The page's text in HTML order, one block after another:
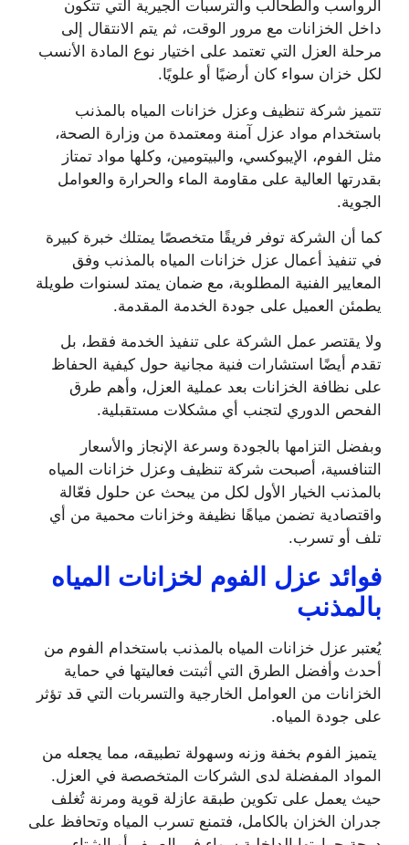
الرواسب والطحالب والترسبات الجيرية التي تتكون
داخل الخزانات مع مرور الوقت، ثم يتم الانتقال إلى
مرحلة العزل التي تعتمد على اختيار نوع المادة الأنسب
لكل خزان سواء كان أرضيًا أو علويًا.
تتميز شركة تنظيف وعزل خزانات المياه بالمذنب
باستخدام مواد عزل آمنة ومعتمدة من وزارة الصحة،
مثل الفوم، الإيبوكسي، والبيتومين، وكلها مواد تمتاز
بقدرتها العالية على مقاومة الماء والحرارة والعوامل
الجوية.
كما أن الشركة توفر فريقًا متخصصًا يمتلك خبرة كبيرة
في تنفيذ أعمال عزل خزانات المياه بالمذنب وفق
المعايير الفنية المطلوبة، مع ضمان يمتد لسنوات طويلة
يطمئن العميل على جودة الخدمة المقدمة.
ولا يقتصر عمل الشركة على تنفيذ الخدمة فقط، بل
تقدم أيضًا استشارات فنية مجانية حول كيفية الحفاظ
على نظافة الخزانات بعد عملية العزل، وأهم طرق
الفحص الدوري لتجنب أي مشكلات مستقبلية.
وبفضل التزامها بالجودة وسرعة الإنجاز والأسعار
التنافسية، أصبحت شركة تنظيف وعزل خزانات المياه
بالمذنب الخيار الأول لكل من يبحث عن حلول فعّالة
واقتصادية تضمن مياهًا نظيفة وخزانات محمية من أي
تلف أو تسرب.
فوائد عزل الفوم لخزانات المياه
بالمذنب
يُعتبر عزل خزانات المياه بالمذنب باستخدام الفوم من
أحدث وأفضل الطرق التي أثبتت فعاليتها في حماية
الخزانات من العوامل الخارجية والتسربات التي قد تؤثر
على جودة المياه.
يتميز الفوم بخفة وزنه وسهولة تطبيقه، مما يجعله من
المواد المفضلة لدى الشركات المتخصصة في العزل.
حيث يعمل على تكوين طبقة عازلة قوية ومرنة تُغلف
جدران الخزان بالكامل، فتمنع تسرب المياه وتحافظ على